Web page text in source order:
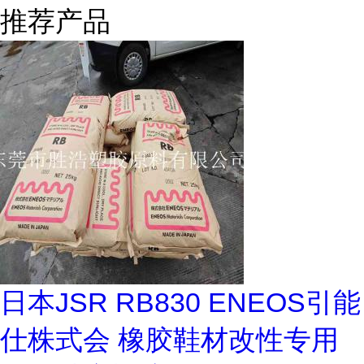
推荐产品
日本JSR RB830 ENEOS引能
仕株式会 橡胶鞋材改性专用